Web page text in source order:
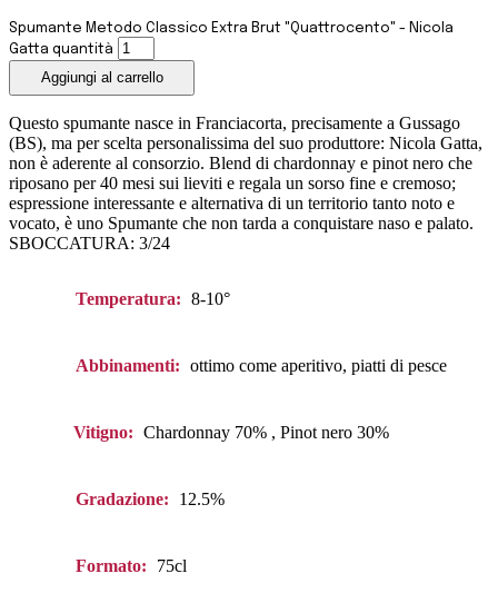
Spumante Metodo Classico Extra Brut "Quattrocento" - Nicola
Gatta quantità
Aggiungi al carrello
Questo spumante nasce in Franciacorta, precisamente a Gussago
(BS), ma per scelta personalissima del suo produttore: Nicola Gatta,
non è aderente al consorzio. Blend di chardonnay e pinot nero che
riposano per 40 mesi sui lieviti e regala un sorso fine e cremoso;
espressione interessante e alternativa di un territorio tanto noto e
vocato, è uno Spumante che non tarda a conquistare naso e palato.
SBOCCATURA: 3/24
Temperatura: 8-10°
Abbinamenti: ottimo come aperitivo, piatti di pesce
Vitigno: Chardonnay 70% , Pinot nero 30%
Gradazione: 12.5%
Formato: 75cl